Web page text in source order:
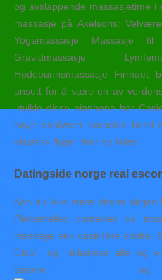
og avslappende massasjetime
massasje på Axelsons:
Yogamassasje Massasje
Gravidmassasje
Hodebunnsmassasje
ansett for å være en av
utvikle disse pianoene har
nøye analysert paradise hotel
akustisk flygel låter og føles.
Datingside norge real
Kan du ikke møte denne
Plantetraller, container o.l.
massage sex også føre smitte.
Club”, og inkluderer alle og
barene og